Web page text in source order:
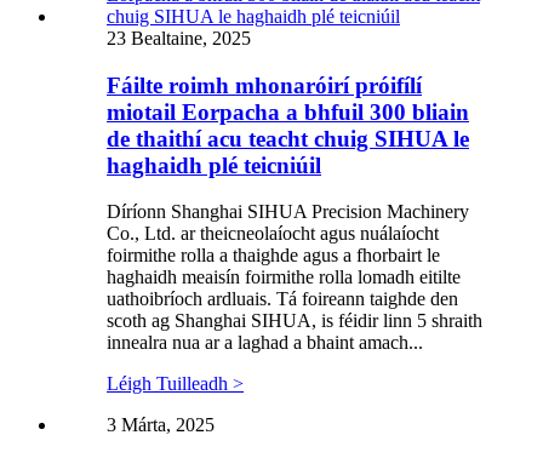
23 Bealtaine, 2025
Fáilte roimh mhonaróirí próifílí
miotail Eorpacha a bhfuil 300 bliain
de thaithí acu teacht chuig SIHUA le
haghaidh plé teicniúil
Díríonn Shanghai SIHUA Precision Machinery
Co., Ltd. ar theicneolaíocht agus nuálaíocht
foirmithe rolla a thaighde agus a fhorbairt le
haghaidh meaisín foirmithe rolla lomadh eitilte
uathoibríoch ardluais. Tá foireann taighde den
scoth ag Shanghai SIHUA, is féidir linn 5 shraith
innealra nua ar a laghad a bhaint amach...
Léigh Tuilleadh >
3 Márta, 2025